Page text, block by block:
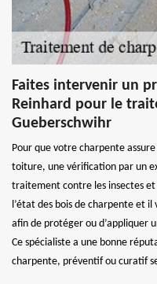
Faites intervenir un
Reinhard pour le
Gueberschwihr
Pour que votre charpente
toiture, une vérification par un
traitement contre les insectes
l’état des bois de charpente et
afin de protéger ou
Ce spécialiste a une bonne
charpente, préventif ou curatif